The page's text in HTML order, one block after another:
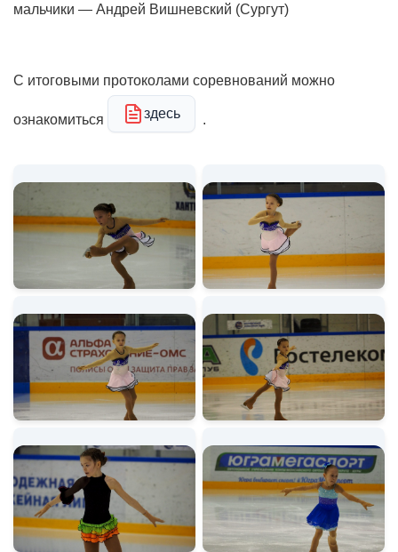
мальчики — Андрей Вишневский (Сургут)
С итоговыми протоколами соревнований можно
ознакомиться здесь .